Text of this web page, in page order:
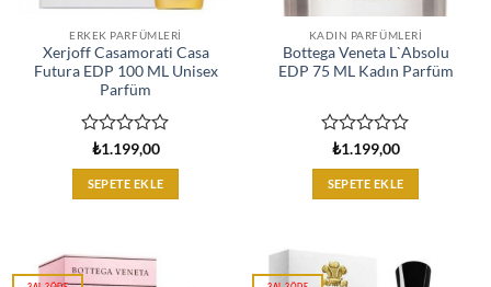
ERKEK PARFÜMLERI
Xerjoff Casamorati Casa
Futura EDP 100 ML Unisex
Parfüm
üzerinden
0
oy
₺1.199,00
SEPETE EKLE
KADIN PARFÜMLERI
Bottega Veneta L`Absolu
EDP 75 ML Kadın Parfüm
üzerinden
0
oy
₺1.199,00
SEPETE EKLE